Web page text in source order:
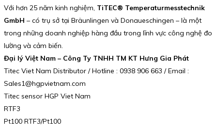
Với hơn 25 năm kinh nghiệm, TiTEC® Temperaturmesstechnik
GmbH – có trụ sở tại Bräunlingen và Donaueschingen – là một
trong những doanh nghiệp hàng đầu trong lĩnh vực công nghệ đo
lường và cảm biến.
Đại lý Việt Nam – Công Ty TNHH TM KT Hưng Gia Phát
Titec Viet Nam Distributor / Hotline : 0938 906 663 / Email :
Sales1@hgpvietnam.com
Titec sensor HGP Viet Nam
RTF3
Pt100 RTF3/Pt100